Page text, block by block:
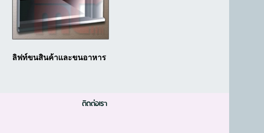
ลิฟท์ขนสินค้าและขนอาหาร
ติดต่อเรา